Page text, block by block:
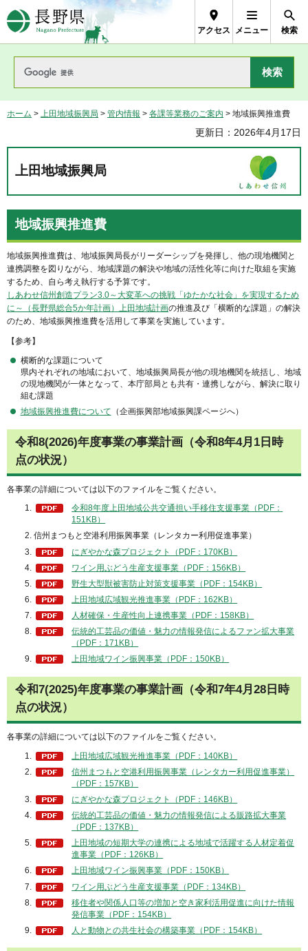
長野県Nagano Prefecture
アクセス メニュー 検索
ホーム > 上田地域振興局 > 管内情報 > 各課等業務のご案内 > 地域振興推進費
更新日：2026年4月17日
上田地域振興局
地域振興推進費
地域振興推進費は、地域振興局長がリーダーシップを発揮し、他の現地機関と
連携調整を図りながら、地域課題の解決や地域の活性化等に向けた取組を実施
するため、自ら考え執行する予算です。
しあわせ信州創造プラン3.0～大変革への挑戦「ゆたかな社会」を実現するため
に～（長野県総合5か年計画）上田地域計画の推進及び「横断的な課題」の解決
のため、地域振興推進費を活用して事業を実施しています。
【参考】
横断的な課題について
県内それぞれの地域において、地域振興局長が他の現地機関を統括し、地域
の現地機関が一体となって、本庁部局とも共有・連携しながら、解決に取り
組む課題
地域振興推進費について （企画振興部地域振興課ページへ）
令和8(2026)年度事業の事業計画（令和8年4月1日時
点の状況）
各事業の詳細については以下のファイルをご覧ください。
令和8年度上田地域公共交通担い手移住支援事業（PDF：
151KB）
信州まつもと空港利用振興事業（レンタカー利用促進事業）
にぎやかな森プロジェクト（PDF：170KB）
ワイン用ぶどう生産支援事業（PDF：156KB）
野生大型獣被害防止対策支援事業（PDF：154KB）
上田地域広域観光推進事業（PDF：162KB）
人材確保・生産性向上連携事業（PDF：158KB）
伝統的工芸品の価値・魅力の情報発信によるファン拡大事業
（PDF：171KB）
上田地域ワイン振興事業（PDF：150KB）
令和7(2025)年度事業の事業計画（令和7年4月28日時
点の状況）
各事業の詳細については以下のファイルをご覧ください。
上田地域広域観光推進事業（PDF：140KB）
信州まつもと空港利用振興事業（レンタカー利用促進事業）
（PDF：157KB）
にぎやかな森プロジェクト（PDF：146KB）
伝統的工芸品の価値・魅力の情報発信による販路拡大事業
（PDF：137KB）
上田地域の短期大学の連携による地域で活躍する人材定着促
進事業（PDF：126KB）
上田地域ワイン振興事業（PDF：150KB）
ワイン用ぶどう生産支援事業（PDF：134KB）
移住者や関係人口等の増加と空き家利活用促進に向けた情報
発信事業（PDF：154KB）
人と動物との共生社会の構築事業（PDF：154KB）